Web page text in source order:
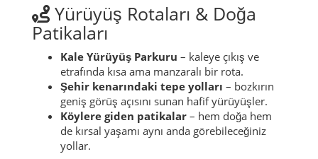
Yürüyüş Rotaları & Doğa
Patikaları
Kale Yürüyüş Parkuru – kaleye çıkış ve
etrafında kısa ama manzaralı bir rota.
Şehir kenarındaki tepe yolları – bozkırın
geniş görüş açısını sunan hafif yürüyüşler.
Köylere giden patikalar – hem doğa hem
de kırsal yaşamı aynı anda görebileceğiniz
yollar.